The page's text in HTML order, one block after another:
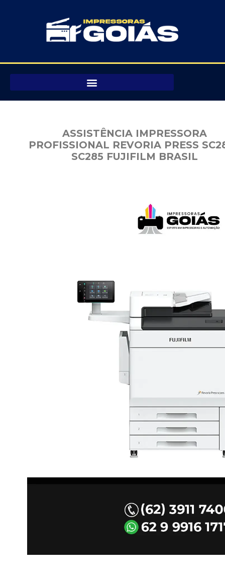
conteúdo
ASSISTÊNCIA IMPRESSORA
PROFISSIONAL REVORIA PRESS
SC285 FUJIFILM BRASIL